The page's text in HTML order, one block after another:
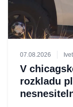
07.08.2026
V
rozkladu